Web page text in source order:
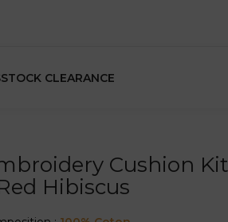
STOCK CLEARANCE
Cushion Kit
Hibiscus